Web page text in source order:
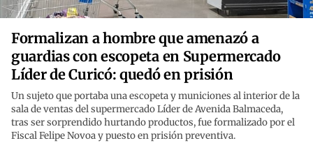
Formalizan a hombre que amenazó a
guardias con escopeta en Supermercado
Líder de Curicó: quedó en prisión
Un sujeto que portaba una escopeta y municiones al interior de la
sala de ventas del supermercado Líder de Avenida Balmaceda,
tras ser sorprendido hurtando productos, fue formalizado por el
Fiscal Felipe Novoa y puesto en prisión preventiva.